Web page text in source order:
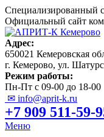
Официальный сайт
Адрес:
650021 Кемеровская
г. Кемерово, ул.
Режим работы:
Пн-Пт с 09-00 до 18-00
✉ info@aprit-k.ru
+7 909 511-59-
Меню